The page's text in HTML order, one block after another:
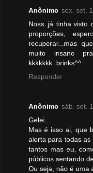
Anônimo sex. set.
Noss..já tinha visto
proporções,
recuperar...mas
muito insano
kkkkkkk..brinks^^
Responder
Anônimo sáb. set.
Gelei...
Mas é isso ai, que
alerta para todas
tantos mas eu,
públicos sentando
Ou seja, não é uma